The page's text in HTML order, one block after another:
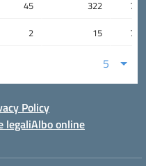
Policy
legaliAlbo online